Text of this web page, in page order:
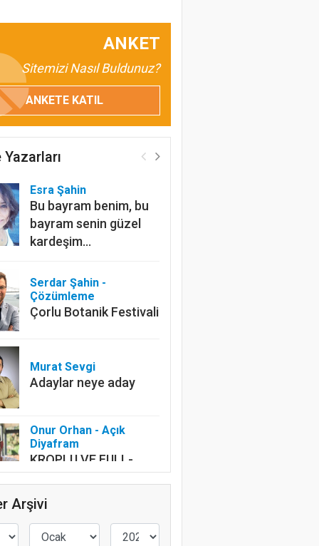
ANKET
Sitemizi Nasıl Buldunuz?
ANKETE KATIL
Yazarları
Esra Şahin
Bu bayram benim, bu
bayram senin güzel
kardeşim…
Serdar Şahin -
Çözümleme
Çorlu Botanik Festivali
Murat Sevgi
Adaylar neye aday
Onur Orhan - Açık
Diyafram
KROPLU VE FULL-
FRAME
Levent Silistre
Kafalar Karışık
Arşivi